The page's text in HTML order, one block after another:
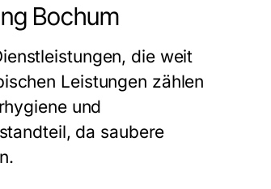
Bochum
die weit
Leistungen zählen
und
da saubere